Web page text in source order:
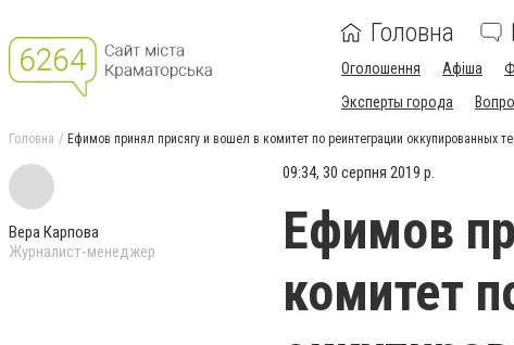
Головна
Оголошення Афіша
Эксперты города
Головна Ефимов принял присягу и вошел в комитет по реинтеграции оккупированных
Вера Карпова
Журналист-менеджер
09:34, 30 серпня 2019 р.
Ефимов
комитет